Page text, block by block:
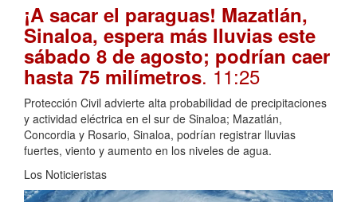
¡A sacar el paraguas! Mazatlán,
Sinaloa, espera más lluvias este
sábado 8 de agosto; podrían caer
hasta 75 milímetros. 11:25
Protección Civil advierte alta probabilidad de precipitaciones
y actividad eléctrica en el sur de Sinaloa; Mazatlán,
Concordia y Rosario, Sinaloa, podrían registrar lluvias
fuertes, viento y aumento en los niveles de agua.
Los Noticieristas